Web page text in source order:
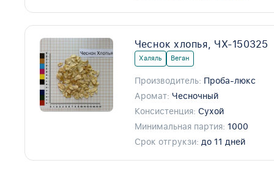
Чеснок хлопья, ЧХ-150325
Халяль Веган
Производитель: Проба-люкс
Аромат: Чесночный
Консистенция: Сухой
Минимальная партия: 1000
Срок отгрукзи: до 11 дней